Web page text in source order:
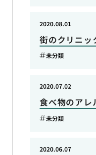
街のクリニッ
2020.08.01
未分類
食べ物のアレ
2020.07.02
未分類
2020.06.07